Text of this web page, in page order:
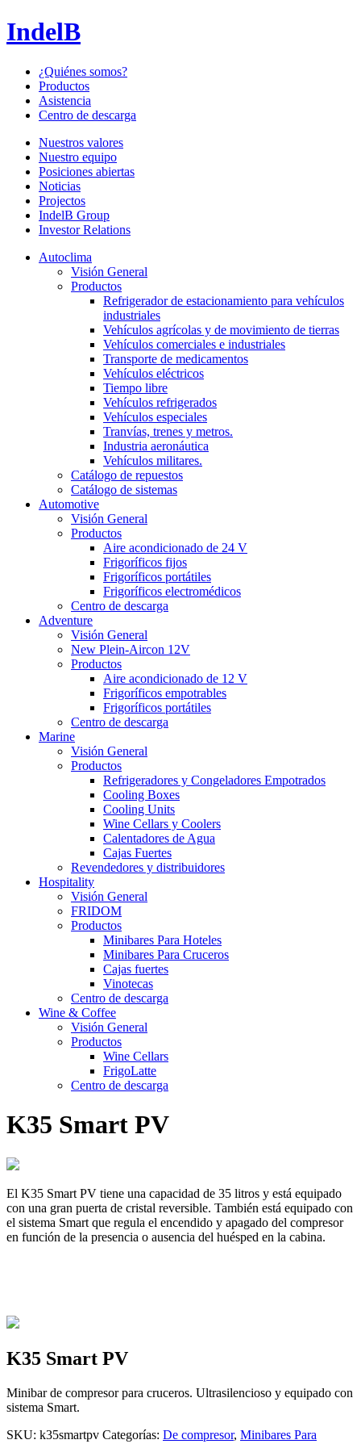
IndelB
¿Quiénes somos?
Productos
Asistencia
Centro de descarga
Nuestros valores
Nuestro equipo
Posiciones abiertas
Noticias
Projectos
IndelB Group
Investor Relations
Autoclima
Visión General
Productos
Refrigerador de estacionamiento para vehículos
industriales
Vehículos agrícolas y de movimiento de tierras
Vehículos comerciales e industriales
Transporte de medicamentos
Vehículos eléctricos
Tiempo libre
Vehículos refrigerados
Vehículos especiales
Tranvías, trenes y metros.
Industria aeronáutica
Vehículos militares.
Catálogo de repuestos
Catálogo de sistemas
Automotive
Visión General
Productos
Aire acondicionado de 24 V
Frigoríficos fijos
Frigoríficos portátiles
Frigoríficos electromédicos
Centro de descarga
Adventure
Visión General
New Plein-Aircon 12V
Productos
Aire acondicionado de 12 V
Frigoríficos empotrables
Frigoríficos portátiles
Centro de descarga
Marine
Visión General
Productos
Refrigeradores y Congeladores Empotrados
Cooling Boxes
Cooling Units
Wine Cellars y Coolers
Calentadores de Agua
Cajas Fuertes
Revendedores y distribuidores
Hospitality
Visión General
FRIDOM
Productos
Minibares Para Hoteles
Minibares Para Cruceros
Cajas fuertes
Vinotecas
Centro de descarga
Wine & Coffee
Visión General
Productos
Wine Cellars
FrigoLatte
Centro de descarga
K35 Smart PV
El K35 Smart PV tiene una capacidad de 35 litros y está equipado
con una gran puerta de cristal reversible. También está equipado con
el sistema Smart que regula el encendido y apagado del compresor
en función de la presencia o ausencia del huésped en la cabina.
K35 Smart PV
Minibar de compresor para cruceros. Ultrasilencioso y equipado con
sistema Smart.
SKU: k35smartpv Categorías: De compresor, Minibares Para